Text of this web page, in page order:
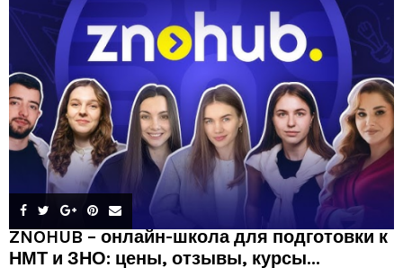
ZNOHUB – онлайн-школа для подготовки к
НМТ и ЗНО: цены, отзывы, курсы...